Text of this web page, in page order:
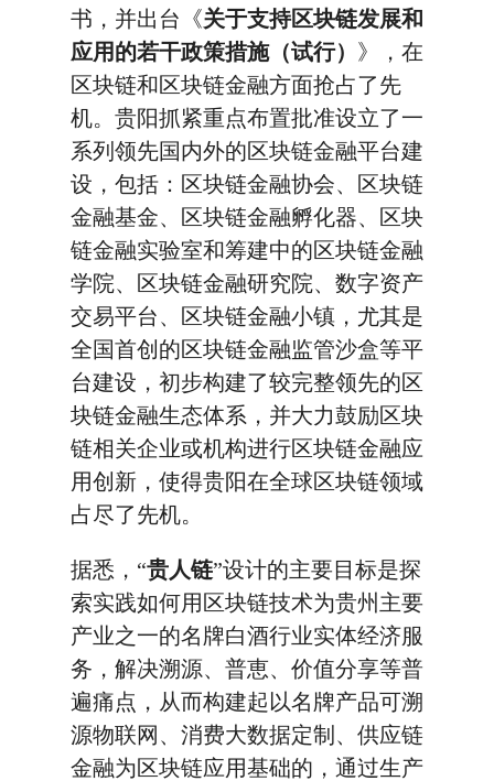
书，并出台《关于支持区块链发展和
应用的若干政策措施（试行） 》，在
区块链和区块链金融方面抢占了先
机。贵阳抓紧重点布置批准设立了一
系列领先国内外的区块链金融平台建
设，包括：区块链金融协会、区块链
金融基金、区块链金融孵化器、区块
链金融实验室和筹建中的区块链金融
学院、区块链金融研究院、数字资产
交易平台、区块链金融小镇，尤其是
全国首创的区块链金融监管沙盒等平
台建设，初步构建了较完整领先的区
块链金融生态体系，并大力鼓励区块
链相关企业或机构进行区块链金融应
用创新，使得贵阳在全球区块链领域
占尽了先机。
据悉，“贵人链”设计的主要目标是探
索实践如何用区块链技术为贵州主要
产业之一的名牌白酒行业实体经济服
务，解决溯源、普恵、价值分享等普
遍痛点，从而构建起以名牌产品可溯
源物联网、消费大数据定制、供应链
金融为区块链应用基础的，通过生产